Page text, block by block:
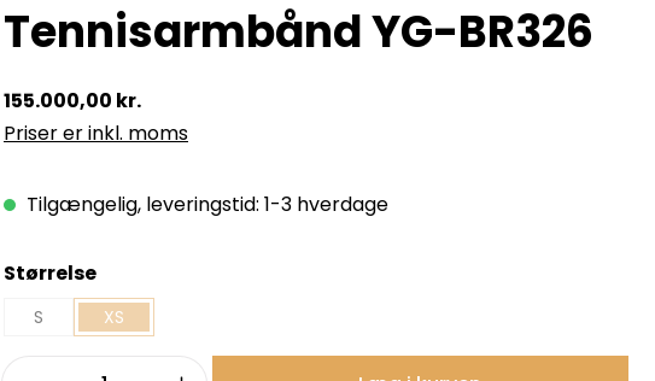
Tennisarmbånd YG-BR326
155.000,00 kr.
Priser er inkl. moms
Tilgængelig, leveringstid: 1-3 hverdage
Vælg
Størrelse
S XS